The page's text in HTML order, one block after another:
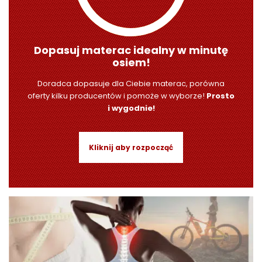
Dopasuj materac idealny w minutę
osiem!
Doradca dopasuje dla Ciebie materac, porówna
oferty kilku producentów i pomoże w wyborze!Prosto
i wygodnie!
Kliknij aby rozpocząć